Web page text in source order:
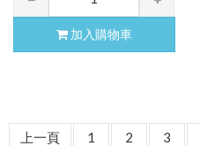
加入購物車
上一頁 1 2 3